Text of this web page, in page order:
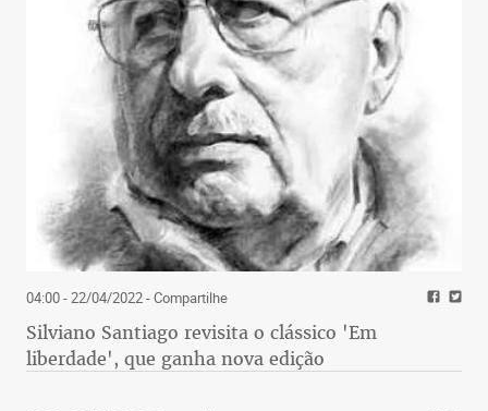
04:00 - 22/04/2022- Compartilhe
Silviano Santiago revisita o clássico 'Em
liberdade', que ganha nova edição